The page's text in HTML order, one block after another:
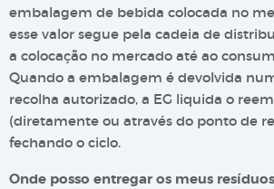
embalagem de bebida colocada no
esse valor segue pela cadeia de
a colocação no mercado até ao
Quando a embalagem é devolvida
recolha autorizado, a EG liquida o
(diretamente ou através do ponto de
fechando o ciclo.
Onde posso entregar os meus